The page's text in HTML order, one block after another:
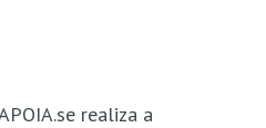
realiza a